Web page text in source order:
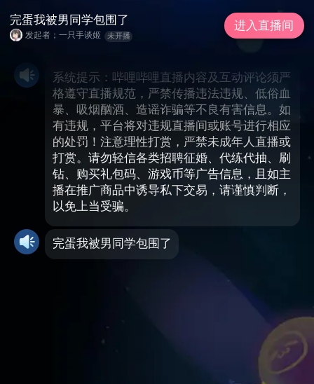
系统提示：哔哩哔哩直播内容及互动评论须严
格遵守直播规范，严禁传播违法违规、低俗血
暴、吸烟酗酒、造谣诈骗等不良有害信息。如
有违规，平台将对违规直播间或账号进行相应
的处罚！注意理性打赏，严禁未成年人直播或
打赏。请勿轻信各类招聘征婚、代练代抽、刷
钻、购买礼包码、游戏币等广告信息，且如主
播在推广商品中诱导私下交易，请谨慎判断，
以免上当受骗。
完蛋我被男同学包围了
完蛋我被男同学包围了
发起者；一只手谈姬 未开播
进入直播间